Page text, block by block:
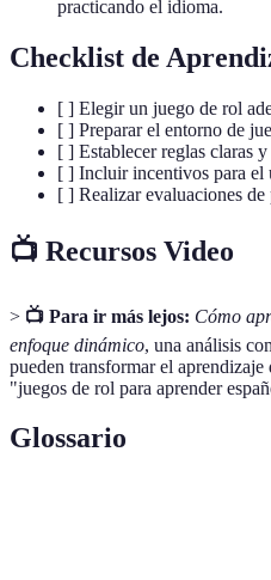
practicando el idioma.
Checklist de
[ ] Elegir un juego de rol
[ ] Preparar el entorno de
[ ] Establecer reglas claras y
[ ] Incluir incentivos para el
[ ] Realizar evaluaciones
📺 Recursos Video
> 📺 Para ir más lejos: Cómo
enfoque dinámico, una análisis
pueden transformar el
"juegos de rol para aprender
Glossario